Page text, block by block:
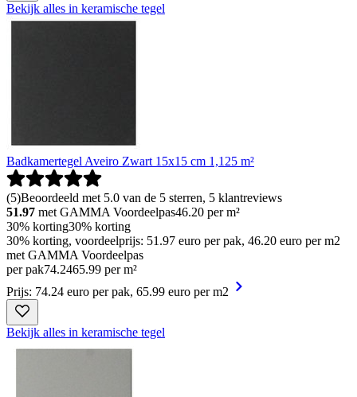
Bekijk alles in keramische tegel
Badkamertegel Aveiro Zwart 15x15 cm 1,125 m²
(5)Beoordeeld met 5.0 van de 5 sterren, 5 klantreviews
51.97 met GAMMA Voordeelpas46.20 per m²
30% korting30% korting
30% korting, voordeelprijs: 51.97 euro per pak, 46.20 euro per m2
met GAMMA Voordeelpas
per pak74.2465.99 per m²
Prijs: 74.24 euro per pak, 65.99 euro per m2
Bekijk alles in keramische tegel